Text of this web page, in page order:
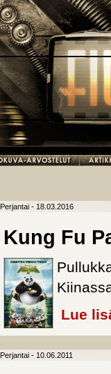
Perjantai - 18.03.2016
Kung Fu
Lue
Perjantai - 10.06.2011